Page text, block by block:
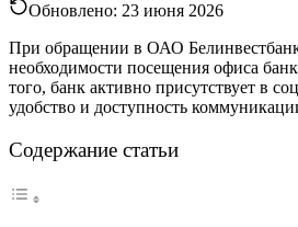
Обновлено: 23 июня 2026
При обращении в ОАО
необходимости посещения офиса
того, банк активно присутствует в
удобство и доступность
Содержание статьи